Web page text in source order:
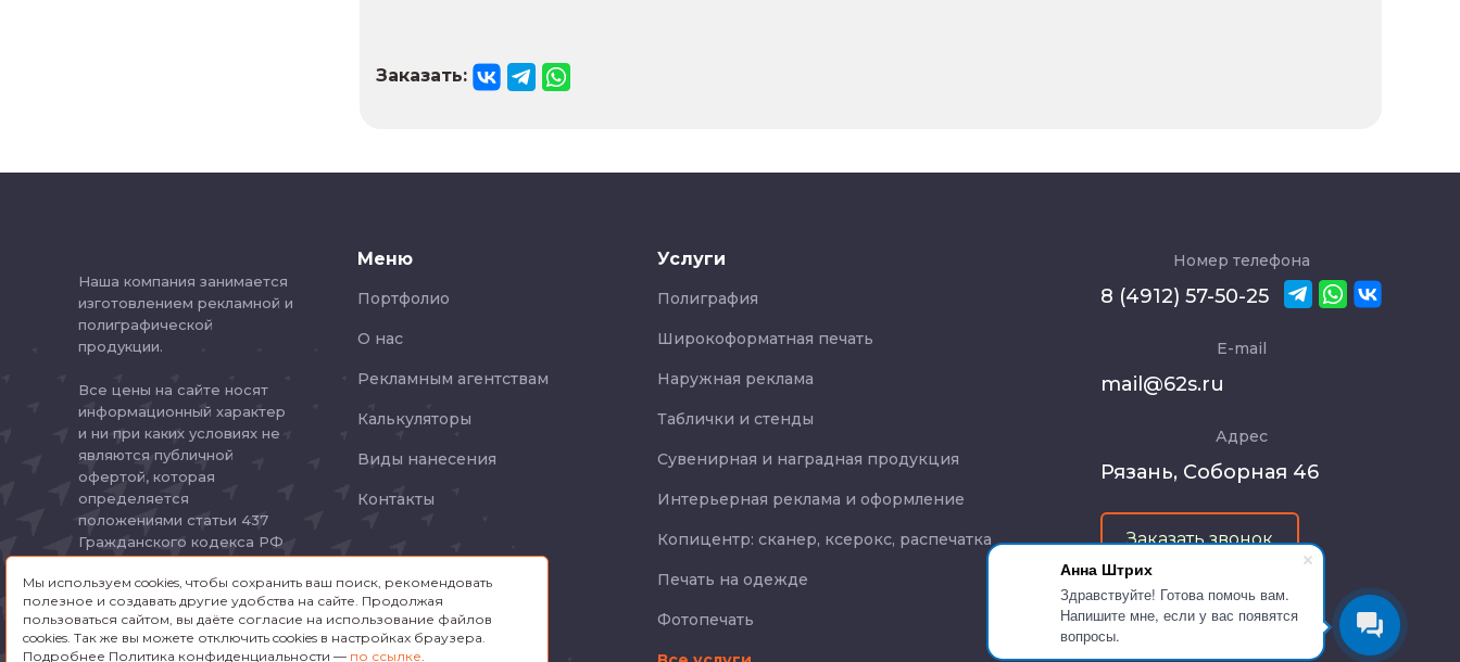
Анна Штрих
Здравствуйте! Готова помочь вам.
Напишите мне, если у вас появятся
вопросы.
Заказать:
Наша компания занимается
изготовлением рекламной и
полиграфической
продукции.
Все цены на сайте носят
информационный характер
и ни при каких условиях не
являются публичной
офертой, которая
определяется
положениями статьи 437
Гражданского кодекса РФ
Политика
конфиденциальности
Номер телефона
8 (4912) 57-50-25
E-mail
mail@62s.ru
Адрес
Рязань, Соборная 46
Заказать звонок
Услуги
Полиграфия
Широкоформатная печать
Наружная реклама
Таблички и стенды
Сувенирная и наградная продукция
Интерьерная реклама и оформление
Копицентр: сканер, ксерокс, распечатка
Печать на одежде
Фотопечать
Меню
Портфолио
О нас
Рекламным агентствам
Калькуляторы
Виды нанесения
Контакты
Мы используем cookies, чтобы сохранить ваш поиск, рекомендовать
полезное и создавать другие удобства на сайте. Продолжая
пользоваться сайтом, вы даёте согласие на использование файлов
cookies. Так же вы можете отключить cookies в настройках браузера.
Подробнее Политика конфиденциальности — по ссылке.